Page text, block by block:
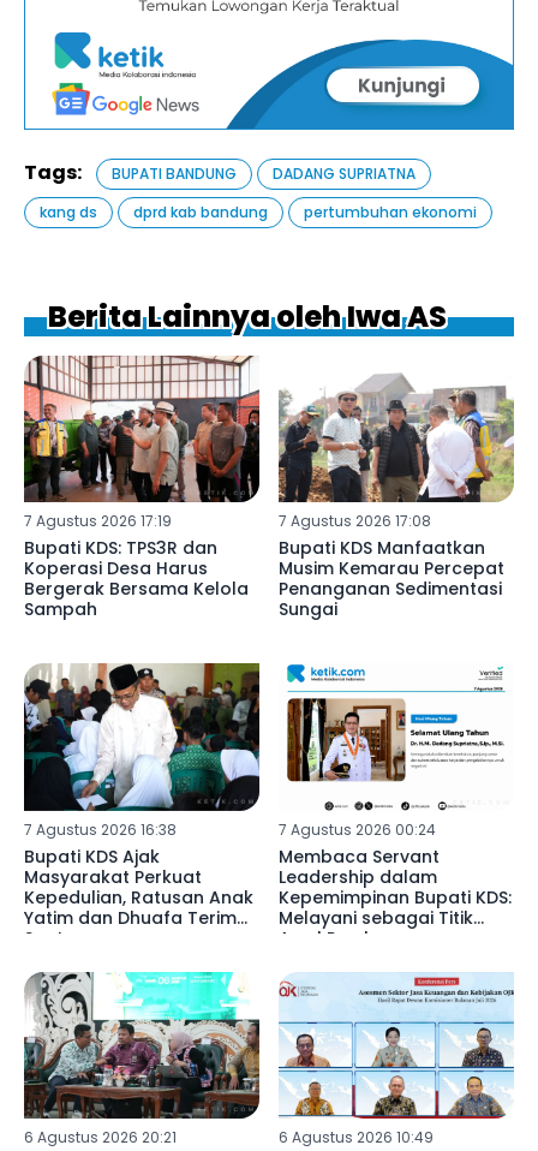
Tags: BUPATI BANDUNG
DADANG SUPRIATNA
kang ds
dprd kab bandung pertumbuhan ekonomi
Berita Lainnya oleh Iwa AS
7 Agustus 2026 17:19
Bupati KDS: TPS3R dan
Koperasi Desa Harus
Bergerak Bersama Kelola
Sampah
7 Agustus 2026 17:08
Bupati KDS Manfaatkan
Musim Kemarau Percepat
Penanganan Sedimentasi
Sungai
7 Agustus 2026 16:38
Bupati KDS Ajak
Masyarakat Perkuat
Kepedulian, Ratusan Anak
Yatim dan Dhuafa Terima
Santunan
7 Agustus 2026 00:24
Membaca Servant
Leadership dalam
Kepemimpinan Bupati KDS:
Melayani sebagai Titik
Awal Pembangunan
6 Agustus 2026 20:21 6 Agustus 2026 10:49